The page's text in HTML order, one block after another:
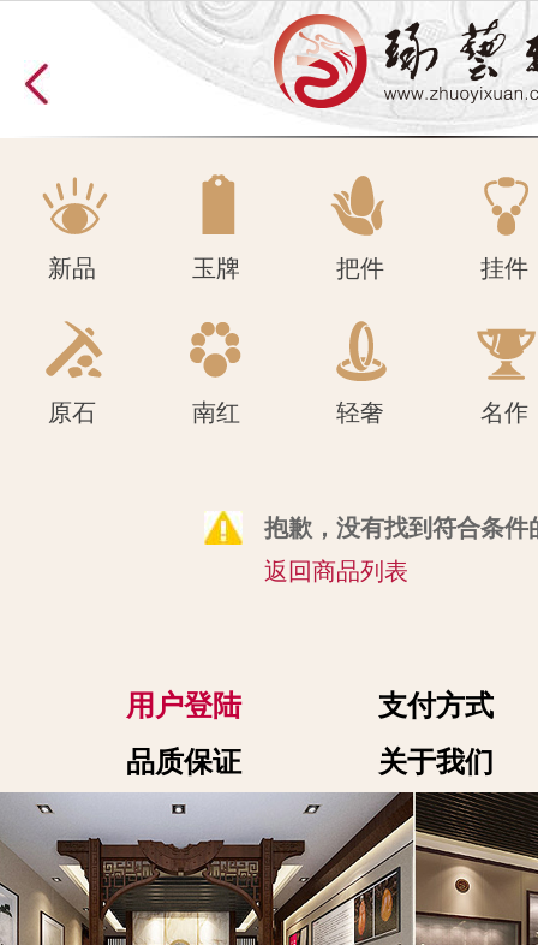
原石 南红 轻奢 名作
新品 玉牌 把件 挂件
原石 南红 轻奢 名作
抱歉，没有找到符合条件
返回商品列表
用户登陆
支付方式
品质保证
关于我们